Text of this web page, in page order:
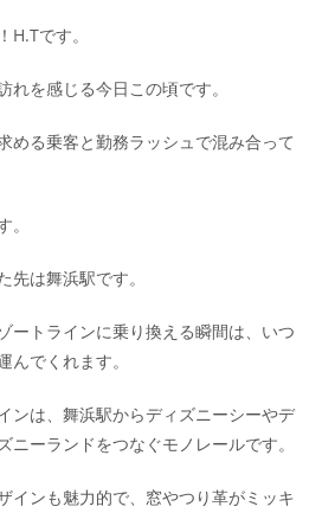
H.Tです。
れを感じる今日この頃です。
める乗客と勤務ラッシュで混み合って
先は舞浜駅です。
ートラインに乗り換える瞬間は、いつ
んでくれます。
ンは、舞浜駅からディズニーシーやデ
ニーランドをつなぐモノレールです。
インも魅力的で、窓やつり革がミッキ